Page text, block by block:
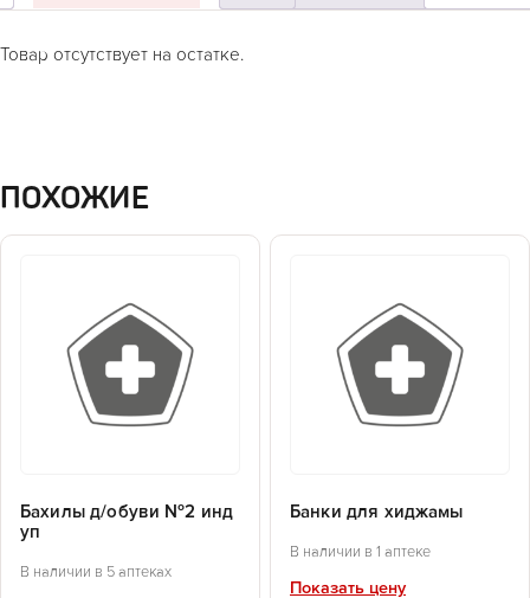
Товар отсутствует на остатке.
ПОХОЖИЕ
Бахилы д/обуви №2 инд
уп
В наличии в 5 аптеках
Банки для хиджамы
В наличии в 1 аптеке
Показать цену